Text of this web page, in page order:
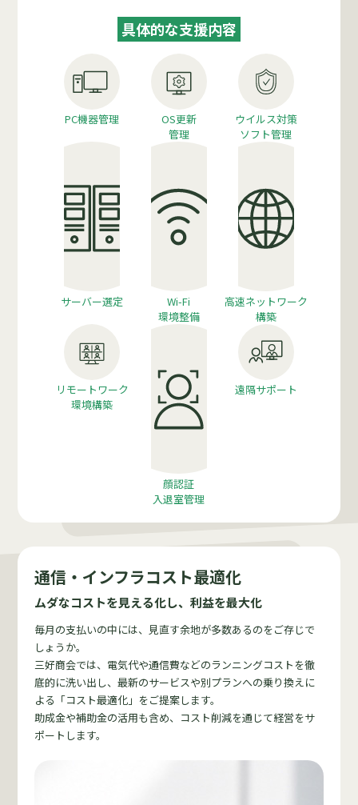
具体的な支援内容
PC機器管理
OS更新
管理
ウイルス対策
ソフト管理
サーバー選定
Wi-Fi
環境整備
高速ネットワーク
構築
リモートワーク
環境構築
顔認証
入退室管理
遠隔サポート
通信・ インフラコスト最適化
ムダなコストを見える化し、利益を最大化
毎月の支払いの中には、見直す余地が多数あるのをご存じで
しょうか。
三好商会では、電気代や通信費などのランニングコストを徹
底的に洗い出し、最新のサービスや別プランへの乗り換えに
よる「コスト最適化」をご提案します。
助成金や補助金の活用も含め、コスト削減を通じて経営をサ
ポートします。